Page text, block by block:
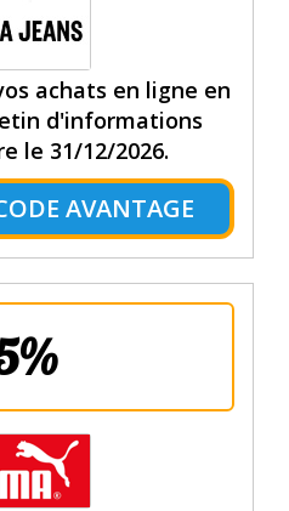
achats en ligne en
d'informations
le 31/12/2026.
AVANTAGE